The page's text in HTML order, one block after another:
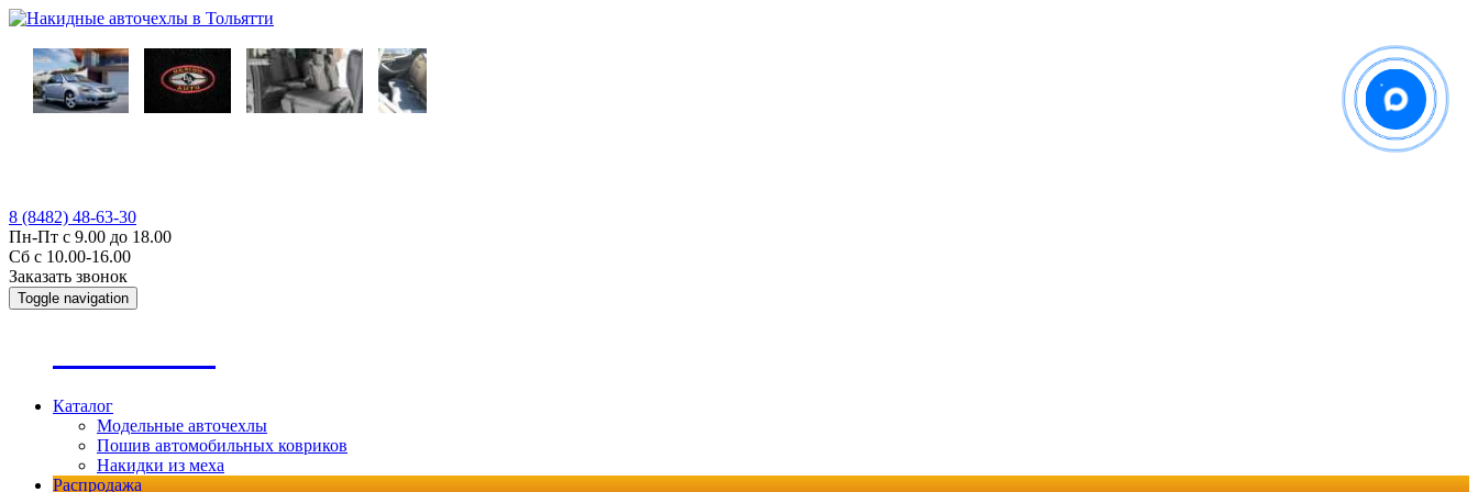
8 (8482) 48-63-30
Пн-Пт с 9.00 до 18.00
Сб с 10.00-16.00
Заказать звонок
Toggle navigation
Каталог
Модельные авточехлы
Пошив автомобильных ковриков
Накидки из меха
Распродажа